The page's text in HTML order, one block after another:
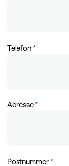
Telefon*
Adresse*
Postnummer*